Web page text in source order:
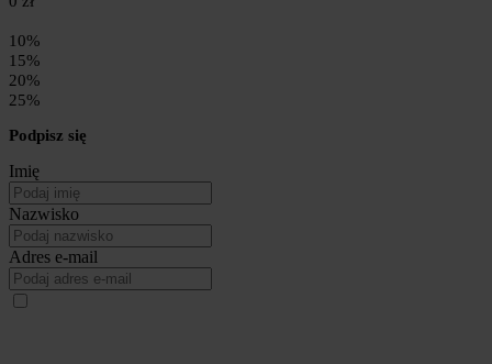
10%
15%
20%
25%
Podpisz się
Imię
Nazwisko
Adres e-mail